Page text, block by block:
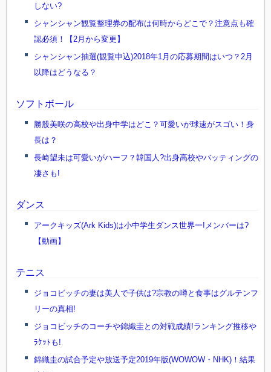
しない?
シャンシャン観覧整理券の配布は何時からどこで？注意点も確
認必須！【2月から変更】
シャンシャン抽選(観覧申込)2018年1月の応募期間はいつ？2月
以降はどうなる？
ソフトボール
勝股美咲の高校や出身中学はどこ？可愛いが球速がスゴい！身
長は？
長崎望未は可愛いがハーフ？韓国人?出身高校やバッティングの
凄さも!
ダンス
アークキッズ(Ark Kids)は小中学生ダンス世界一!メンバーは?
【動画】
テニス
ジョコビッチの妻は美人で子供は?宗教の噂と食事はグルテンフ
リーの真相!
ジョコビッチのコーチや錦織圭との対戦成績!ランキング推移や
ﾗｹｯﾄも!
錦織圭の試合予定や放送予定2019年版(WOWOW・NHK)！結果